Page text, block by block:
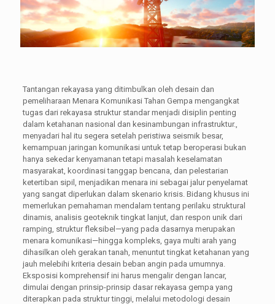
Tantangan rekayasa yang ditimbulkan oleh desain dan
pemeliharaan Menara Komunikasi Tahan Gempa mengangkat
tugas dari rekayasa struktur standar menjadi disiplin penting
dalam ketahanan nasional dan kesinambungan infrastruktur.,
menyadari hal itu segera setelah peristiwa seismik besar,
kemampuan jaringan komunikasi untuk tetap beroperasi bukan
hanya sekedar kenyamanan tetapi masalah keselamatan
masyarakat, koordinasi tanggap bencana, dan pelestarian
ketertiban sipil, menjadikan menara ini sebagai jalur penyelamat
yang sangat diperlukan dalam skenario krisis. Bidang khusus ini
memerlukan pemahaman mendalam tentang perilaku struktural
dinamis, analisis geoteknik tingkat lanjut, dan respon unik dari
ramping, struktur fleksibel—yang pada dasarnya merupakan
menara komunikasi—hingga kompleks, gaya multi arah yang
dihasilkan oleh gerakan tanah, menuntut tingkat ketahanan yang
jauh melebihi kriteria desain beban angin pada umumnya.
Eksposisi komprehensif ini harus mengalir dengan lancar,
dimulai dengan prinsip-prinsip dasar rekayasa gempa yang
diterapkan pada struktur tinggi, melalui metodologi desain